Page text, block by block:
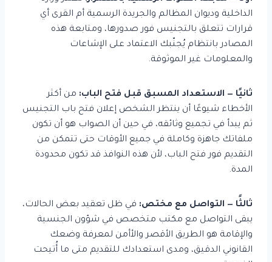
الداخلية وديوان المظالم والجريدة الرسمية أم القرى أي
قرارات تتعلق بالتجنيس فور صدورها، ومتابعة هذه
المصادر بانتظام يُجنّبك الاعتماد على الإشاعات
والمعلومات غير الموثوقة.
ثانيًا — الاستعداد المسبق قبل فتح الباب: من أكثر
الأخطاء شيوعًا أن ينتظر الشخص إعلان فتح باب التجنيس
ثم يبدأ في تجميع وثائقه، في حين أن الصواب هو أن تكون
ملفاتك جاهزة وكاملة في جميع الأوقات حتى تتمكن من
التقديم فور فتح الباب، لأن هذه النوافذ قد تكون محدودة
المدة.
ثالثًا — التواصل مع مختص: في ظل تعقيد بعض الحالات،
يبقى التواصل مع مكتب متخصص في شؤون الجنسية
والإقامة هو الطريق الأقصر والأأمن لمعرفة وضعك
القانوني الدقيق، ومدى استعدادك للتقديم متى ما أُتيحت